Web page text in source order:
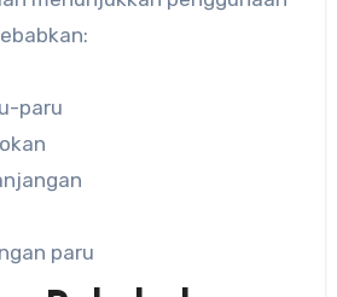
paru
paru